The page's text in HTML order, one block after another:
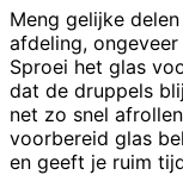
Meng gelijke
afdeling,
Sproei het glas
dat de druppels
net zo snel
voorbereid glas
en geeft je ruim